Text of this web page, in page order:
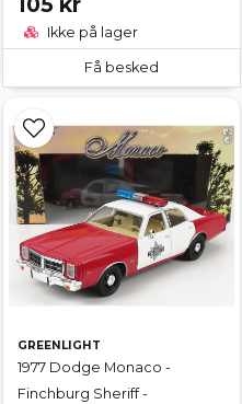
Ikke på lager
Få besked
GREENLIGHT
1977 Dodge Monaco -
Finchburg Sheriff -